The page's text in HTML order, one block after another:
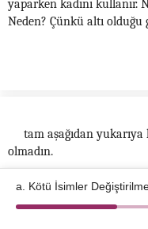
a. Kötü İsimler
yaparken kadını kullanır.
Neden? Çünkü altı
tam aşağıdan
olmadın.
Peygamber
Paldır küldür, paldır
©2026 Kotku Enstitüsü